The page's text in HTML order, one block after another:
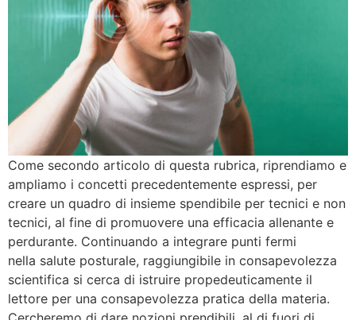
Come secondo articolo di questa rubrica, riprendiamo e
ampliamo i concetti precedentemente espressi, per
creare un quadro di insieme spendibile per tecnici e non
tecnici, al fine di promuovere una efficacia allenante e
perdurante. Continuando a integrare punti fermi
nella salute posturale, raggiungibile in consapevolezza
scientifica si cerca di istruire propedeuticamente il
lettore per una consapevolezza pratica della materia.